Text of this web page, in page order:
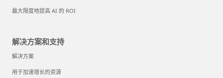
最大限度地提高 AI 的 ROI
解决方案和支持
解决方案
用于加速增长的资源